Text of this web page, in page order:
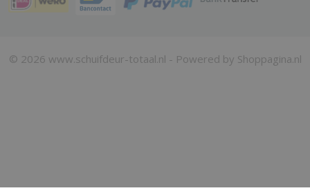
© 2026 www.schuifdeur-totaal.nl - Powered by Shoppagina.nl